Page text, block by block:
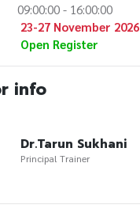
09:00:00 - 16:00:00
23-27 November 2026
Open Register
info
Dr.Tarun Sukhani
Principal Trainer